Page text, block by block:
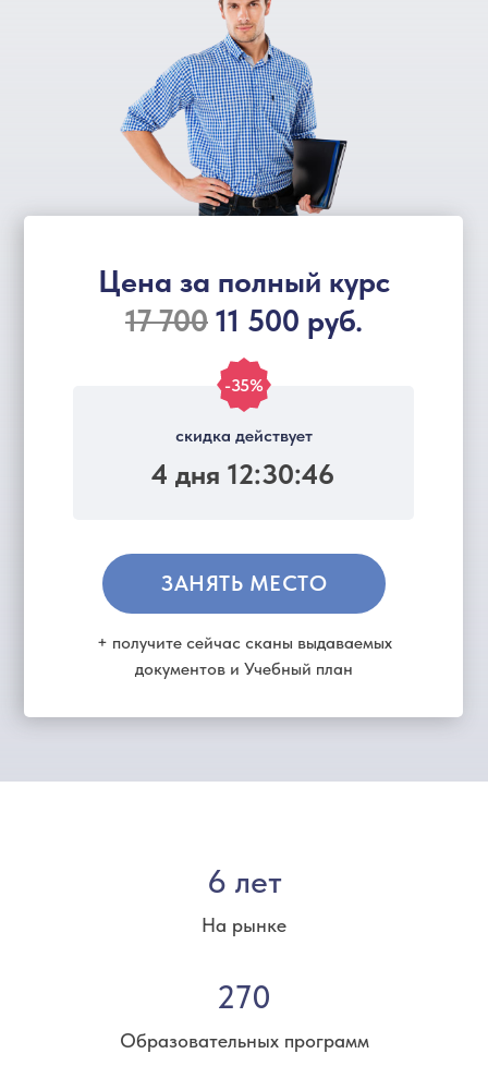
Цена за полный курс
17 700 11 500 руб.
+ получите сейчас сканы выдаваемых
документов и Учебный план
ЗАНЯТЬ МЕСТО
4 дня 12:30:46
скидка действует
-35%
6 лет
На рынке
270
Образовательных программ